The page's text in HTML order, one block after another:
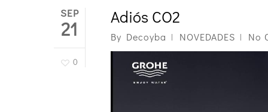
SEP
21
0
Adiós CO2
By Decoyba NOVEDADES No